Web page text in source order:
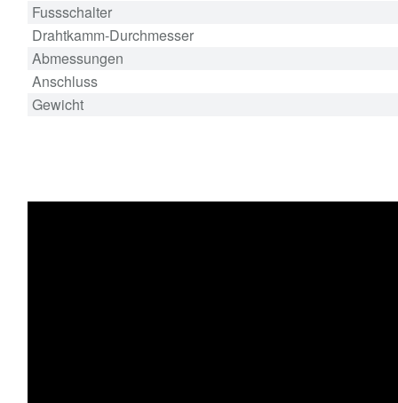
Fussschalter
Drahtkamm-Durchmesser
Abmessungen
Anschluss
Gewicht